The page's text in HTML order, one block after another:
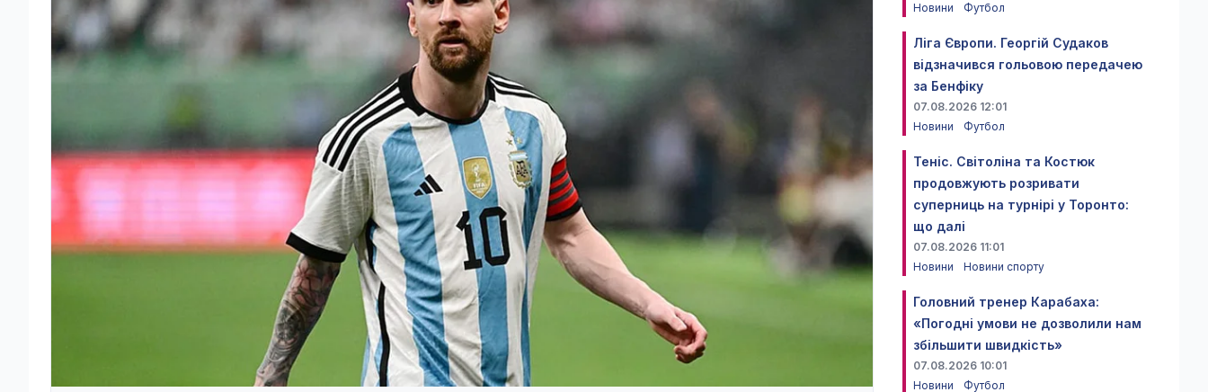
Новини
Футбол
Ліга Європи. Георгій Судаков
відзначився гольовою передачею
за Бенфіку
07.08.2026 12:01
Новини
Футбол
Теніс. Світоліна та Костюк
продовжують розривати
суперниць на турнірі у Торонто:
що далі
07.08.2026 11:01
Новини
Новини спорту
Головний тренер Карабаха:
«Погодні умови не дозволили нам
збільшити швидкість»
07.08.2026 10:01
Новини
Футбол